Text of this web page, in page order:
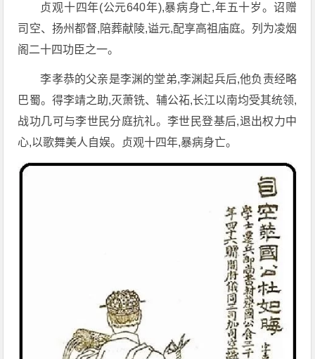
贞观十四年(公元640年),暴病身亡,年五十岁。诏赠
司空、扬州都督,陪葬献陵,谥元,配享高祖庙庭。列为凌烟
阁二十四功臣之一。
李孝恭的父亲是李渊的堂弟,李渊起兵后,他负责经略
巴蜀。得李靖之助,灭萧铣、辅公祏,长江以南均受其统领,
战功几可与李世民分庭抗礼。李世民登基后,退出权力中
心,以歌舞美人自娱。贞观十四年,暴病身亡。